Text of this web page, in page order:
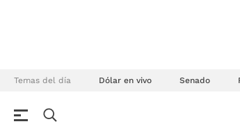
Temas del día Dólar en vivo Senado